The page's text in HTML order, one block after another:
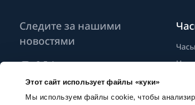
Этот сайт использует файлы «куки»
Мы используем файлы cookie, чтобы
Следите за нашими
новостями
Подписаться на новостные
рассылки
Часы